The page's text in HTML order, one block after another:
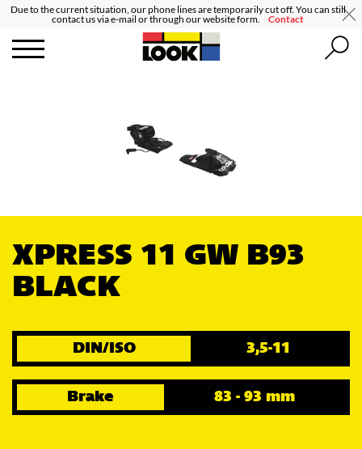
Due to the current situation, our phone lines are temporarily cut off. You can still
contact us via e-mail or through our website form. Contact
XPRESS 11 GW B93
BLACK
DIN/ISO 3,5-11
Brake 83 - 93 mm